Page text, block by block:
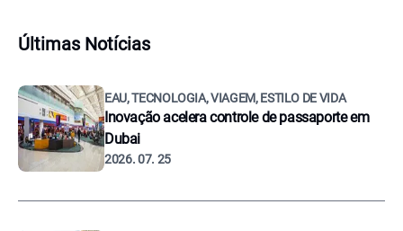
Últimas Notícias
EAU, TECNOLOGIA, VIAGEM, ESTILO DE VIDA
Inovação acelera controle de passaporte em
Dubai
2026. 07. 25